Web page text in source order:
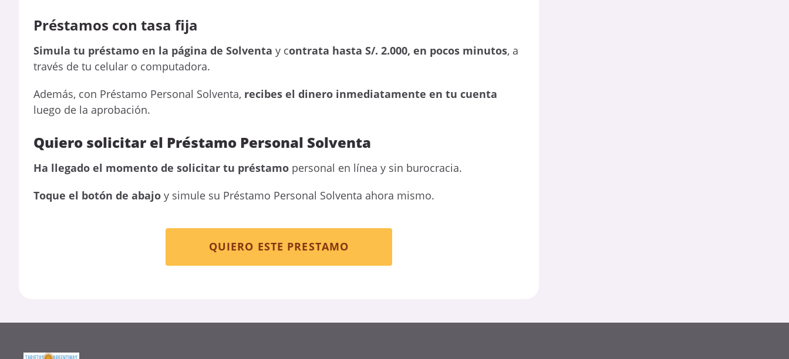
Préstamos con tasa fija
Simula tu préstamo en la página de Solventa y contrata hasta S/. 2.000, en pocos minutos, a
través de tu celular o computadora.
Además, con Préstamo Personal Solventa, recibes el dinero inmediatamente en tu cuenta
luego de la aprobación.
Quiero solicitar el Préstamo Personal Solventa
Ha llegado el momento de solicitar tu préstamo personal en línea y sin burocracia.
Toque el botón de abajo y simule su Préstamo Personal Solventa ahora mismo.
QUIERO ESTE PRESTAMO